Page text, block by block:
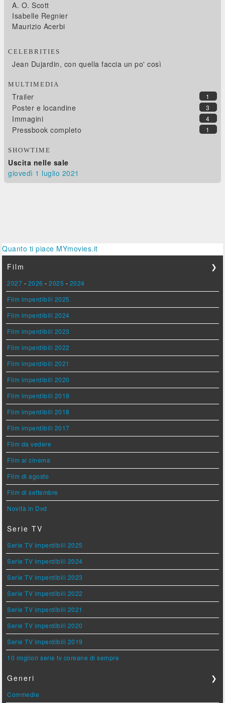
A. O. Scott
Isabelle Regnier
Maurizio Acerbi
CELEBRITIES
Jean Dujardin, con quella faccia un po' così
MULTIMEDIA
1
Trailer
3
Poster e locandine
4
Immagini
1
Pressbook completo
SHOWTIME
Uscita nelle sale
giovedì 1 luglio 2021
Quanto ti piace MYmovies.it
Film
❯
2027 - 2026 -2025 - 2024
Film imperdibili 2025
Film imperdibili 2024
Film imperdibili 2023
Film imperdibili 2022
Film imperdibili 2021
Film imperdibili 2020
Film imperdibili 2019
Film imperdibili 2018
Film imperdibili 2017
Film da vedere
Film al cinema
Film di agosto
Film di settembre
Novità in Dvd
Serie TV
Serie TV imperdibili 2025
Serie TV imperdibili 2024
Serie TV imperdibili 2023
Serie TV imperdibili 2022
Serie TV imperdibili 2021
Serie TV imperdibili 2020
Serie TV imperdibili 2019
10 migliori serie tv coreane di sempre
Generi ❯
Commedie